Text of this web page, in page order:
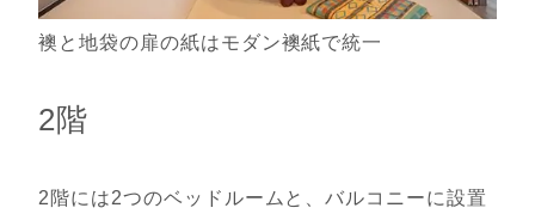
襖と地袋の扉の紙はモダン襖紙で統一
2階
2階には2つのベッドルームと、バルコニーに設置